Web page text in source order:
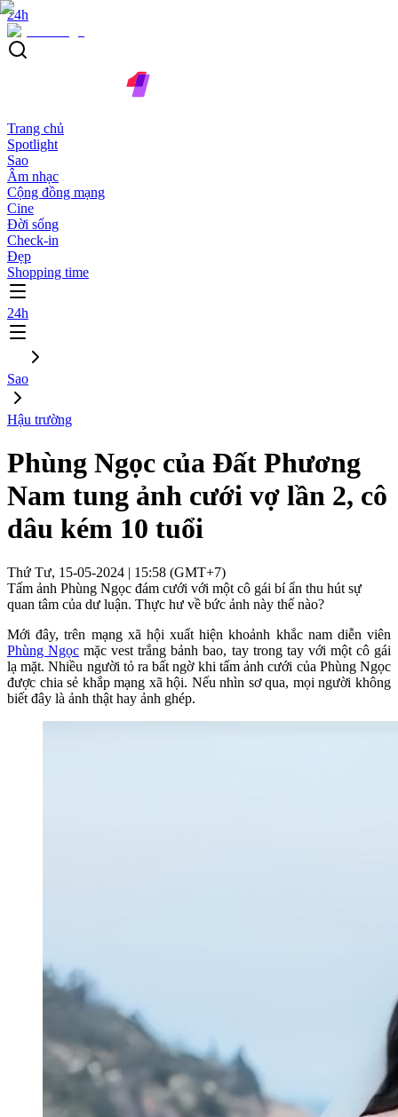
24h
Trang chủ
Spotlight
Sao
Âm nhạc
Cộng đồng mạng
Cine
Đời sống
Check-in
Đẹp
Shopping time
24h
Sao
Hậu trường
Phùng Ngọc của Đất Phương
Nam tung ảnh cưới vợ lần 2, cô
dâu kém 10 tuổi
Thứ Tư, 15-05-2024 | 15:58 (GMT+7)
Tấm ảnh Phùng Ngọc đám cưới với một cô gái bí ẩn thu hút sự
quan tâm của dư luận. Thực hư về bức ảnh này thế nào?
Mới đây, trên mạng xã hội xuất hiện khoảnh khắc nam diễn viên
Phùng Ngọc mặc vest trắng bảnh bao, tay trong tay với một cô gái
lạ mặt. Nhiều người tỏ ra bất ngờ khi tấm ảnh cưới của Phùng Ngọc
được chia sẻ khắp mạng xã hội. Nếu nhìn sơ qua, mọi người không
biết đây là ảnh thật hay ảnh ghép.